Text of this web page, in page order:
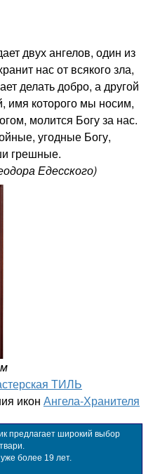
двух ангелов, один из
нас от всякого зла,
делать добро, а другой
имя которого мы носим,
молится Богу за нас.
угодные Богу,
грешные.
Едесского)
ТИЛЬ
икон Ангела-Хранителя
предлагает широкий выбор
более 19 лет.